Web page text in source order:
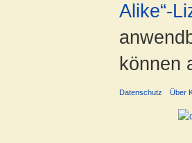
Alike“-
können
Datenschutz Über